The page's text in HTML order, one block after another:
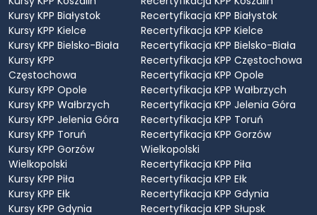
Kursy KPP Białystok
Kursy KPP Kielce
Kursy KPP Bielsko-Biała
Kursy KPP
Częstochowa
Kursy KPP Opole
Kursy KPP Wałbrzych
Kursy KPP Jelenia Góra
Kursy KPP Toruń
Kursy KPP Gorzów
Wielkopolski
Kursy KPP Piła
Kursy KPP Ełk
Kursy KPP Gdynia
Recertyfikacja KPP Białystok
Recertyfikacja KPP Kielce
Recertyfikacja KPP Bielsko-Biała
Recertyfikacja KPP Częstochowa
Recertyfikacja KPP Opole
Recertyfikacja KPP Wałbrzych
Recertyfikacja KPP Jelenia Góra
Recertyfikacja KPP Toruń
Recertyfikacja KPP Gorzów
Wielkopolski
Recertyfikacja KPP Piła
Recertyfikacja KPP Ełk
Recertyfikacja KPP Gdynia
Recertyfikacja KPP Słupsk